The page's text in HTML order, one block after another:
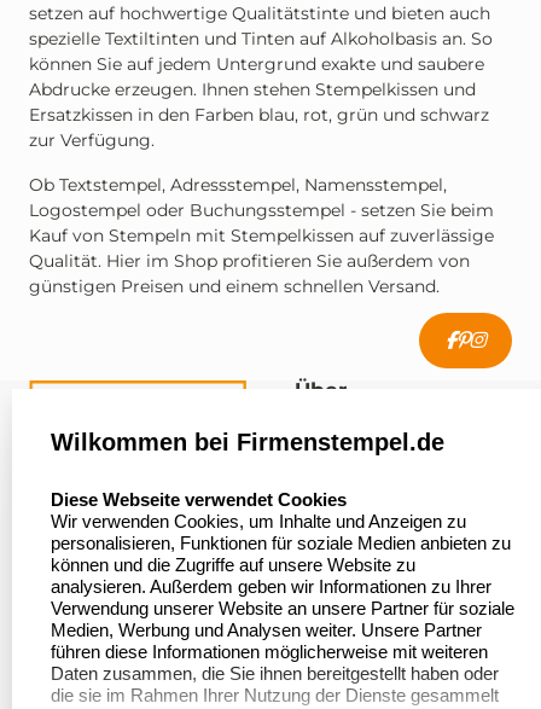
setzen auf hochwertige Qualitätstinte und bieten auch
spezielle Textiltinten und Tinten auf Alkoholbasis an. So
können Sie auf jedem Untergrund exakte und saubere
Abdrucke erzeugen. Ihnen stehen Stempelkissen und
Ersatzkissen in den Farben blau, rot, grün und schwarz
zur Verfügung.
Ob Textstempel, Adressstempel, Namensstempel,
Logostempel oder Buchungsstempel - setzen Sie beim
Kauf von Stempeln mit Stempelkissen auf zuverlässige
Qualität. Hier im Shop profitieren Sie außerdem von
günstigen Preisen und einem schnellen Versand.
Asterlager Straße 97
47228 Duisburg
Deutschland
Über
Über uns
Bewerten Sie uns
Sitemap
Stempel in
Deutschland
Wilkommen bei Firmenstempel.de
Diese Webseite verwendet Cookies
Wir verwenden Cookies, um Inhalte und Anzeigen zu
personalisieren, Funktionen für soziale Medien anbieten zu
können und die Zugriffe auf unsere Website zu
analysieren. Außerdem geben wir Informationen zu Ihrer
Verwendung unserer Website an unsere Partner für soziale
Medien, Werbung und Analysen weiter. Unsere Partner
führen diese Informationen möglicherweise mit weiteren
Daten zusammen, die Sie ihnen bereitgestellt haben oder
die sie im Rahmen Ihrer Nutzung der Dienste gesammelt